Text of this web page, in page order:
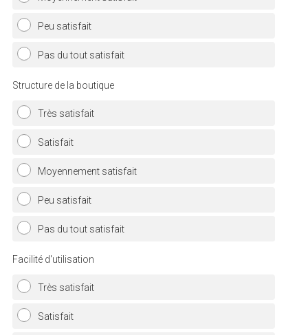
Peu satisfait
Pas du tout satisfait
Structure de la boutique
Très satisfait
Satisfait
Moyennement satisfait
Peu satisfait
Pas du tout satisfait
Facilité d'utilisation
Très satisfait
Satisfait